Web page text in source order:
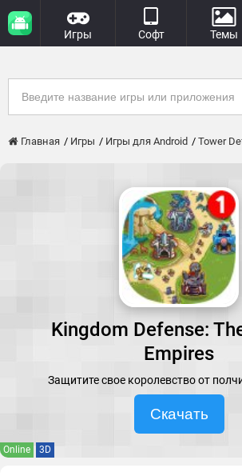
Игры Софт Темы
Главная Игры Игры для Android Tower
Kingdom Defense:
Empires
Защитите свое королевство от
Скачать
Online 3D